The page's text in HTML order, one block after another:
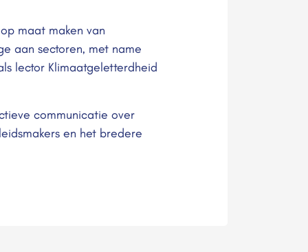
maat maken van
aan sectoren, met name
lector Klimaatgeletterdheid
communicatie over
en het bredere